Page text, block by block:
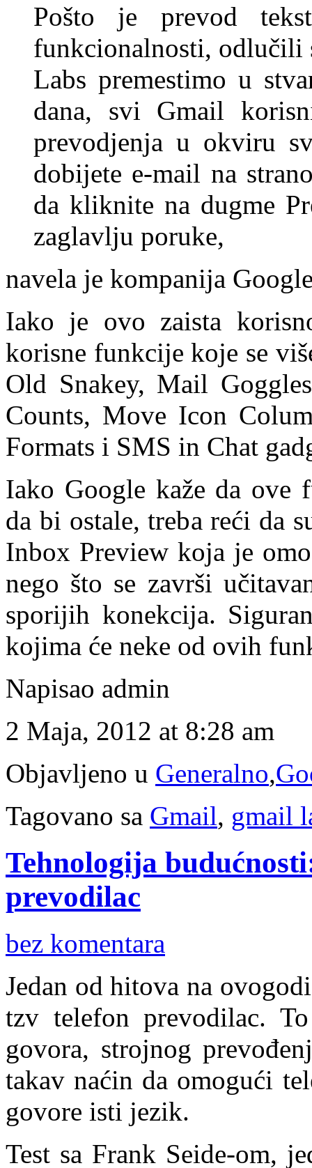
Pošto je prevod
funkcionalnosti, odlučili
Labs premestimo u
dana, svi Gmail
prevodjenja u okviru
dobijete e-mail na
da kliknite na dugme
zaglavlju poruke,
navela je kompanija
Iako je ovo zaista
korisne funkcije koje se
Old Snakey, Mail
Counts, Move Icon
Formats i SMS in Chat
Iako Google kaže da ove
da bi ostale, treba reći da
Inbox Preview koja je
nego što se završi
sporijih konekcija.
kojima će neke od ovih
Napisao admin
2 Maja, 2012 at 8:28 am
Objavljeno u Generalno,
Tagovano sa Gmail, gmail
Tehnologija
prevodilac
bez komentara
Jedan od hitova na
tzv telefon prevodilac.
govora, strojnog
takav naćin da omogući
govore isti jezik.
Test sa Frank Seide-om,